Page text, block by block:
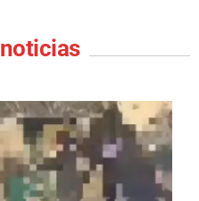
noticias